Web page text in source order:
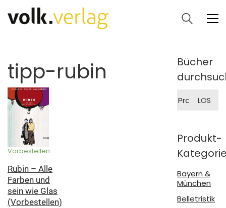
tipp-rubin
Vorbestellen
Rubin – Alle
Farben und
sein wie Glas
(Vorbestellen)
Bücher
nach:
LOS
Produkt-
Bayern &
München
Belletristik